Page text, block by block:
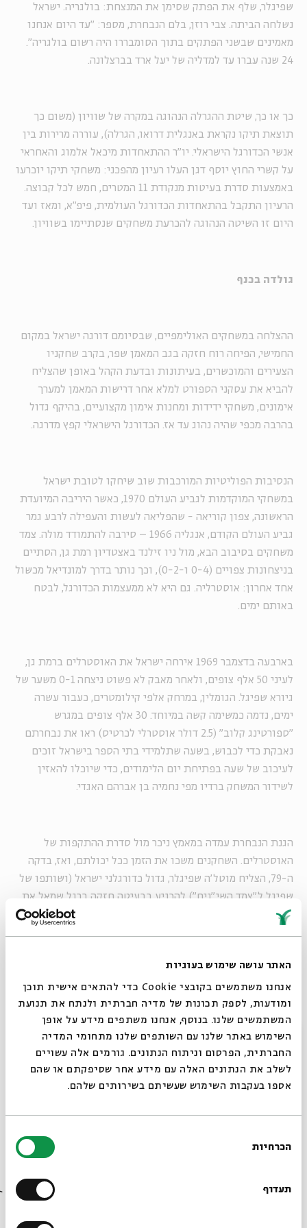
האתר עושה שימוש בעוגיות
אנחנו משתמשים בקובצי Cookie כדי להתאים אישית תוכן
ומודעות, לספק תכונות של מדיה חברתית ולנתח את תנועת
המשתמשים שלנו. בנוסף, אנחנו משתפים מידע על אופן
השימוש באתר שלנו עם השותפים שלנו מתחומי המדיה
החברתית, הפרסום וניתוח הנתונים. גורמים אלה עשויים
לשלב את הנתונים האלה עם מידע אחר שסיפקתם או שהם
אספו בעקבות השימוש שעשיתם בשירותים שלהם.
הסכמה
הכרחיות
תעדוף
שפיגלר, שלף את הפתק שסימן את המנצחת: בולגריה. ישראל
נשלחה הביתה. צבי רוזן, בלם הנבחרת, מספר: "עד היום אנחנו
מאמינים שבשני הפתקים בתוך הסומבררו היה רשום בולגריה".
24 שנה עברו עד למדליה של יעל ארד בברצלונה.
כך או כך, שיטת ההגרלה הנהוגה במקרה של שוויון (משום כך
תוצאת תיקו נקראת באנגלית דרואו, הגרלה), עוררה מרירות בין
אנשי הכדורגל הישראלי. יו"ר ההתאחדות מיכאל אלמוג והאחראי
על קשרי החוץ יוסף דגן העלו רעיון מהפכני: משחקי תיקו יוכרעו
באמצעות סדרת בעיטות מנקודת 11 המטרים, חמש לכל קבוצה.
הרעיון התקבל בהתאחדות הכדורגל העולמית, פיפ"א, ומאז ועד
היום זו השיטה הנהוגה להכרעת משחקים שנסתיימו בשוויון.
גולדה בכנף
ההצלחה במשחקים האולימפיים, שבסיומם דורגה ישראל במקום
החמישי, הפיחה רוח חזקה בגב המאמן שפר, בקרב שחקניו
הצעירים והמוכשרים, בעיתונות ובדעת הקהל באופן שהצליח
להביא את עסקני הספורט למלא אחר דרישות המאמן למערך
אימונים, משחקי ידידות ומחנות אימון מקצועיים, בהיקף גדול
בהרבה מכפי שהיה נהוג עד אז. הכדורגל הישראלי קפץ מדרגה.
הנסיבות הפוליטיות המורכבות שוב שיחקו לטובת ישראל
במשחקי המוקדמות לגביע העולם 1970, כאשר היריבה המיועדת
הראשונה, צפון קוריאה - שהפליאה לעשות והעפילה לרבע גמר
גביע העולם הקודם, אנגליה 1966 – סירבה להתמודד מולה. צמד
משחקים בסיבוב הבא, מול ניו זילנד באצטדיון רמת גן, הסתיים
בניצחונות צפויים (0-4 ו-0-2), וכך נותר בדרך למונדיאל מכשול
אחד אחרון: אוסטרליה. גם היא לא ממעצמות הכדורגל, לבטח
באותם ימים.
בארבעה בדצמבר 1969 אירחה ישראל את האוסטרלים ברמת גן,
לעיני 50 אלף צופים, ולאחר מאבק לא פשוט ניצחה 0-1 משער של
גיורא שפיגל. הגומלין, במרחק אלפי קילומטרים, כעבור עשרה
ימים, נדמה כמשימה קשה במיוחד. 30 אלף צופים במגרש
"ספורטינג קלוב" (2.5 דולר אוסטרלי לכרטיס) ראו את נבחרתם
נאבקת כדי לכבוש, בשעה שתלמידי בתי הספר בישראל זוכים
לעיכוב של שעה בפתיחת יום הלימודים, כדי שיוכלו להאזין
לשידור המשחק ברדיו מפי נחמיה בן אברהם האגדי.
הגנת הנבחרת עמדה במאמץ ניכר מול סדרת ההתקפות של
האוסטרלים. השחקנים משכו את הזמן ככל יכולתם, ואז, בדקה
ה-79, הצליח מוטל'ה שפיגלר, גדול כדורגלני ישראל (ושותפו של
שפיגל ל"צמד השי"נים") להכניע בבעיטה חזקה ברגל שמאל את
השוער האוסטרלי. שער השוויון, שתי דקות לסיום, לא שינה את
בישרה במברק ברכה כי היא "מצטרפת לשמחת אוהדי הכדורגל
והעם בישראל".
דם, יזע ודמעות
באלבום הקלפים שיצא אותו קיץ וריגש עד מאוד את ילדי ישראל
נרשם בצד תאריך הלידה של כל שחקן ושם הקבוצה שאליה הוא
משתייך גם סעיף נוסף: "מקצוע". צמד השי"נים בלט בחריגותו,
השחקנים עסקו במקצועות נוספים: נהג (קרי, בעל מניה בדן או
סגור